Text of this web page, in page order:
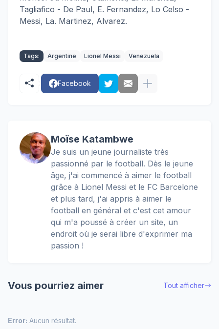
Tagliafico - De Paul, E. Fernandez, Lo Celso -
Messi, La. Martinez, Alvarez.
Tags: Argentine Lionel Messi Venezuela
Facebook
Moïse Katambwe
Je suis un jeune journaliste très
passionné par le football. Dès le jeune
âge, j'ai commencé à aimer le football
grâce à Lionel Messi et le FC Barcelone
et plus tard, j'ai appris à aimer le
football en général et c'est cet amour
qui m'a poussé à créer un site, un
endroit où je serai libre d'exprimer ma
passion !
Vous pourriez aimer Tout afficher
Error: Aucun résultat.